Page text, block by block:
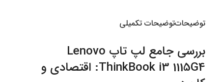
توضیحاتتوضیحات تکمیلی
بررسی جامع لپ تاپ Lenovo
ThinkBook i3 1115G4: اقتصادی و